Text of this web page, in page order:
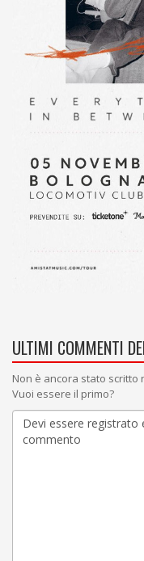
ULTIMI COMMENTI
Non è ancora stato
Vuoi essere il primo?